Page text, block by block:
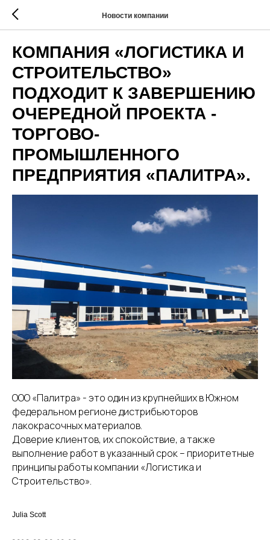
Новости компании
КОМПАНИЯ «ЛОГИСТИКА И
СТРОИТЕЛЬСТВО»
ПОДХОДИТ К ЗАВЕРШЕНИЮ
ОЧЕРЕДНОЙ ПРОЕКТА -
ТОРГОВО-
ПРОМЫШЛЕННОГО
ПРЕДПРИЯТИЯ «ПАЛИТРА».
ООО «Палитра» - это один из крупнейших в Южном
федеральном регионе дистрибьюторов
лакокрасочных материалов.
Доверие клиентов, их спокойствие, а также
выполнение работ в указанный срок – приоритетные
принципы работы компании «Логистика и
Строительство».
Julia Scott